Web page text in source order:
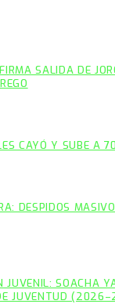
SALIDA DE
CAYÓ Y SUBE A
DESPIDOS
JUVENIL: SOACHA
JUVENTUD